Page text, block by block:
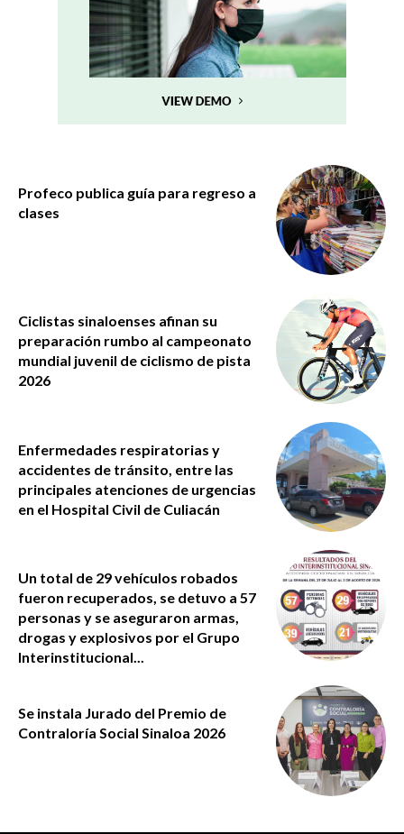
Profeco publica guía para regreso a
clases
Ciclistas sinaloenses afinan su
preparación rumbo al campeonato
mundial juvenil de ciclismo de pista
2026
Enfermedades respiratorias y
accidentes de tránsito, entre las
principales atenciones de urgencias
en el Hospital Civil de Culiacán
Un total de 29 vehículos robados
fueron recuperados, se detuvo a 57
personas y se aseguraron armas,
drogas y explosivos por el Grupo
Interinstitucional...
Se instala Jurado del Premio de
Contraloría Social Sinaloa 2026